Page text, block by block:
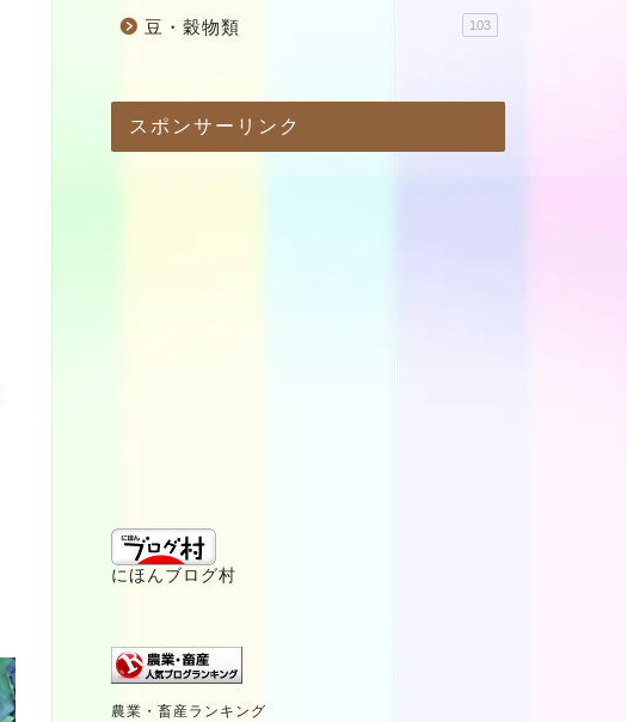
豆・穀物類 103
スポンサーリンク
にほんブログ村
農業・畜産ランキング